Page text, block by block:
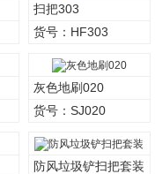
扫把303
货号：HF303
灰色地刷020
货号：SJ020
防风垃圾铲扫把套装